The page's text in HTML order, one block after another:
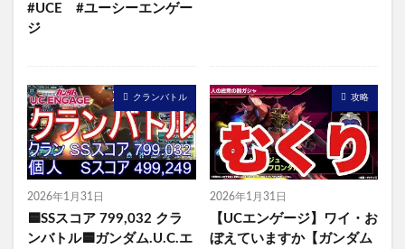
#UCE #ユーシーエンゲー
ジ
クランバトル
2026年1月31日
🟦SSスコア 799,032 クラ
ンバトル🟦ガンダム.U.C.エ
攻略
2026年1月31日
【UCエンゲージ】ワイ・お
ぼえていますか【ガンダム